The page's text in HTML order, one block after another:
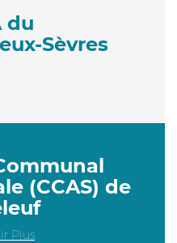
du
Sèvres
(CCAS) de
Plus